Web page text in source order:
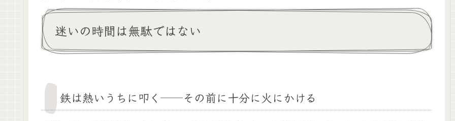
迷いの時間は無駄ではない
鉄は熱いうちに叩く──その前に十分に火にかける